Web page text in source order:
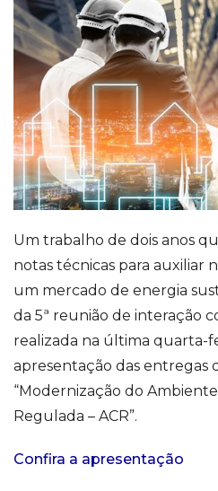
Um trabalho de dois anos
notas técnicas para auxiliar
um mercado de energia
da 5ª reunião de interação
realizada na última quarta-
apresentação das entregas
“Modernização do
Regulada – ACR”.
Confira a apresentação